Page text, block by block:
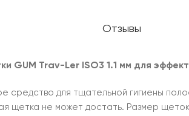
Отзывы
GUM Trav-Ler ISO3 1.1 мм для
средство для тщательной гигиены
щетка не может достать. Размер